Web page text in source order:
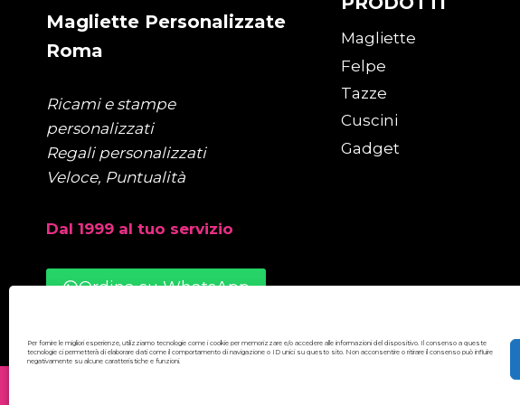
Per fornire le migliori esperienze, utilizziamo tecnologie come i cookie per memorizzare e/o accedere alle informazioni del dispositivo. Il consenso a queste
tecnologie ci permetterà di elaborare dati come il comportamento di navigazione o ID unici su questo sito. Non acconsentire o ritirare il consenso può influire
negativamente su alcune caratteristiche e funzioni.
Magliette Personalizzate
Roma
Ricami e stampe
personalizzati
Regali personalizzati
Veloce, Puntualità
Dal 1999 al tuo servizio
Ordina su WhatsApp
Magliette
Felpe
Tazze
Cuscini
Gadget